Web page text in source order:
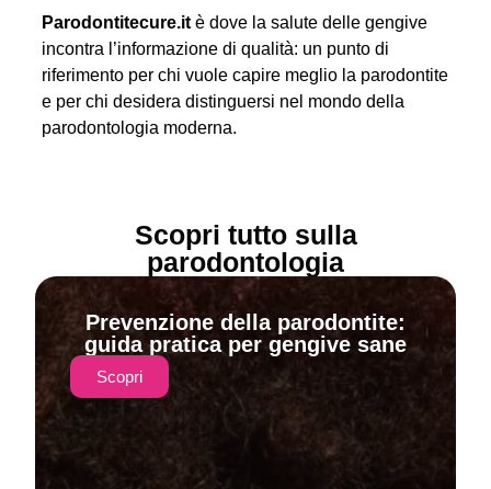
Parodontitecure.it è dove la salute delle gengive
incontra l’informazione di qualità: un punto di
riferimento per chi vuole capire meglio la parodontite
e per chi desidera distinguersi nel mondo della
parodontologia moderna.
Scopri tutto sulla
parodontologia
Prevenzione della parodontite:
guida pratica per gengive sane
Scopri